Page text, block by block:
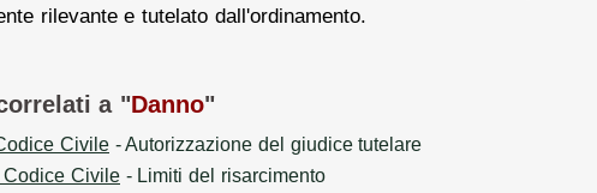
rilevante e tutelato dall'ordinamento.
a "Danno"
Civile - Autorizzazione del giudice tutelare
Codice Civile - Limiti del risarcimento